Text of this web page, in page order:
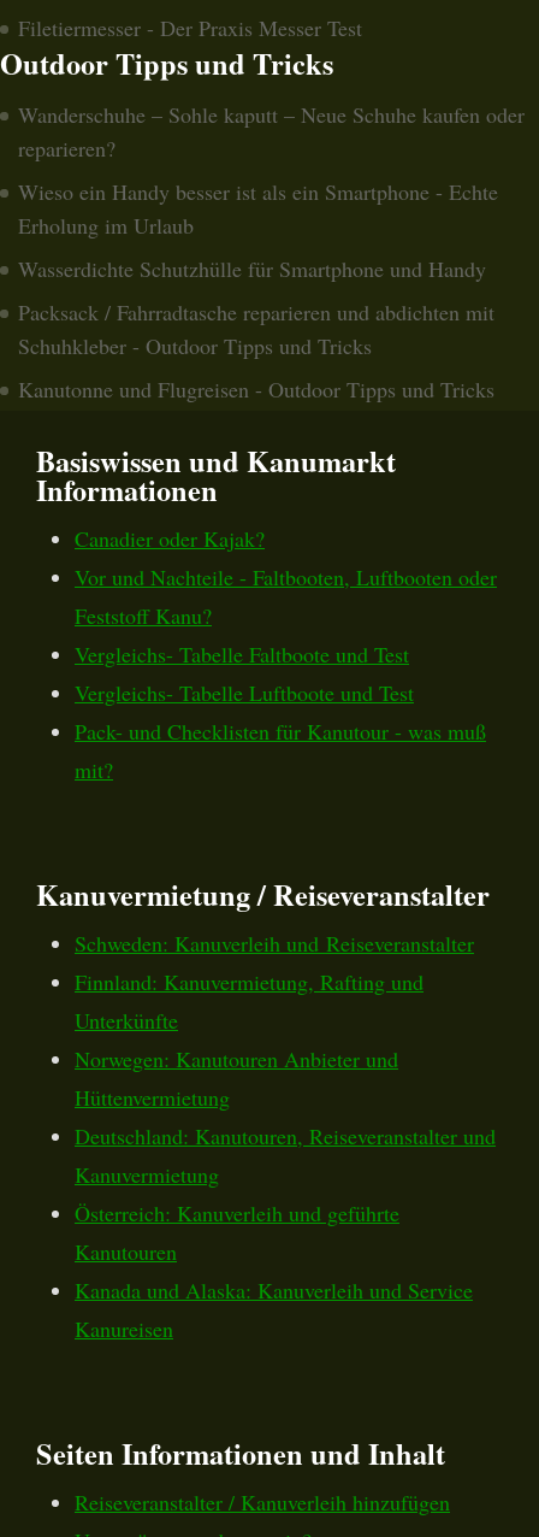
Filetiermesser - Der Praxis Messer Test
Outdoor Tipps und Tricks
Wanderschuhe – Sohle kaputt – Neue Schuhe kaufen oder
reparieren?
Wieso ein Handy besser ist als ein Smartphone - Echte
Erholung im Urlaub
Wasserdichte Schutzhülle für Smartphone und Handy
Packsack / Fahrradtasche reparieren und abdichten mit
Schuhkleber - Outdoor Tipps und Tricks
Kanutonne und Flugreisen - Outdoor Tipps und Tricks
Basiswissen und Kanumarkt
Informationen
Canadier oder Kajak?
Vor und Nachteile - Faltbooten, Luftbooten oder
Feststoff Kanu?
Vergleichs- Tabelle Faltboote und Test
Vergleichs- Tabelle Luftboote und Test
Pack- und Checklisten für Kanutour - was muß
mit?
Kanuvermietung / Reiseveranstalter
Schweden: Kanuverleih und Reiseveranstalter
Finnland: Kanuvermietung, Rafting und
Unterkünfte
Norwegen: Kanutouren Anbieter und
Hüttenvermietung
Deutschland: Kanutouren, Reiseveranstalter und
Kanuvermietung
Österreich: Kanuverleih und geführte
Kanutouren
Kanada und Alaska: Kanuverleih und Service
Kanureisen
Seiten Informationen und Inhalt
Reiseveranstalter / Kanuverleih hinzufügen